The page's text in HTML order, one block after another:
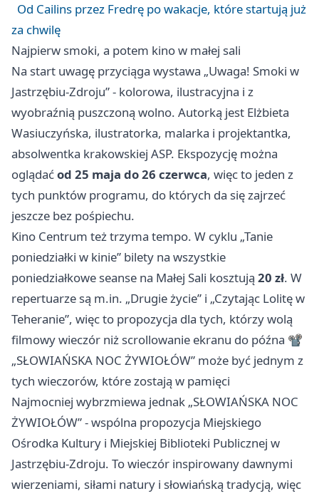
Od Cailins przez Fredrę po wakacje, które startują już
za chwilę
Najpierw smoki, a potem kino w małej sali
Na start uwagę przyciąga wystawa „Uwaga! Smoki w
Jastrzębiu-Zdroju” - kolorowa, ilustracyjna i z
wyobraźnią puszczoną wolno. Autorką jest Elżbieta
Wasiuczyńska, ilustratorka, malarka i projektantka,
absolwentka krakowskiej ASP. Ekspozycję można
oglądaćod 25 maja do 26 czerwca, więc to jeden z
tych punktów programu, do których da się zajrzeć
jeszcze bez pośpiechu.
Kino Centrum też trzyma tempo. W cyklu „Tanie
poniedziałki w kinie” bilety na wszystkie
poniedziałkowe seanse na Małej Sali kosztują 20 zł. W
repertuarze są m.in. „Drugie życie” i „Czytając Lolitę w
Teheranie”, więc to propozycja dla tych, którzy wolą
filmowy wieczór niż scrollowanie ekranu do późna 📽️
„SŁOWIAŃSKA NOC ŻYWIOŁÓW” może być jednym z
tych wieczorów, które zostają w pamięci
Najmocniej wybrzmiewa jednak „SŁOWIAŃSKA NOC
ŻYWIOŁÓW” - wspólna propozycja Miejskiego
Ośrodka Kultury i Miejskiej Biblioteki Publicznej w
Jastrzębiu-Zdroju. To wieczór inspirowany dawnymi
wierzeniami, siłami natury i słowiańską tradycją, więc